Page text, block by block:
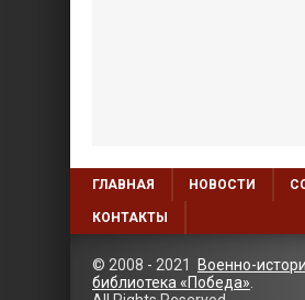
ГЛАВНАЯ НОВОСТИ
КОНТАКТЫ
© 2008 - 2021
Военно-
библиотека «Победа»